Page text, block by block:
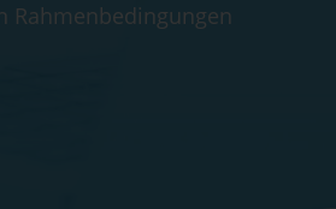
Rahmenbedingungen